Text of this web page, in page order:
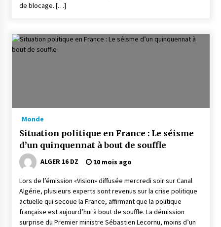
de blocage. […]
Monde
Situation politique en France : Le séisme
d’un quinquennat à bout de souffle
ALGER 16 DZ 10 mois ago
Lors de l’émission «Vision» diffusée mercredi soir sur Canal
Algérie, plusieurs experts sont revenus sur la crise politique
actuelle qui secoue la France, affirmant que la politique
française est aujourd’hui à bout de souffle. La démission
surprise du Premier ministre Sébastien Lecornu, moins d’un